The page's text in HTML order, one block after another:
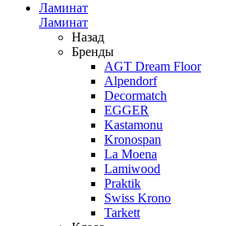
Ламинат
Ламинат
Назад
Бренды
AGT Dream Floor
Alpendorf
Decormatch
EGGER
Kastamonu
Kronospan
La Moena
Lamiwood
Praktik
Swiss Krono
Tarkett